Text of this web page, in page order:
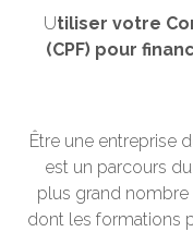
Utiliser votre
(CPF) pour
Être une entreprise
est un parcours
plus grand nombre
dont les formations